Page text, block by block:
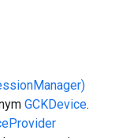
GCKDevice.